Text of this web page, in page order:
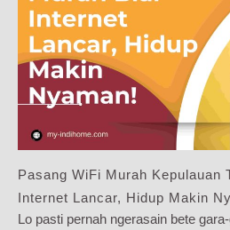
Pasang WiFi Murah Kepulauan
Internet Lancar, Hidup Makin
Lo pasti pernah ngerasain bete